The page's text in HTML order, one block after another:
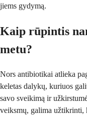
jiems gydymą.
Kaip rūpintis
metu?
Nors antibiotikai atlieka
keletas dalykų, kuriuos
savo sveikimą ir
veiksmų, galima užtikrinti,